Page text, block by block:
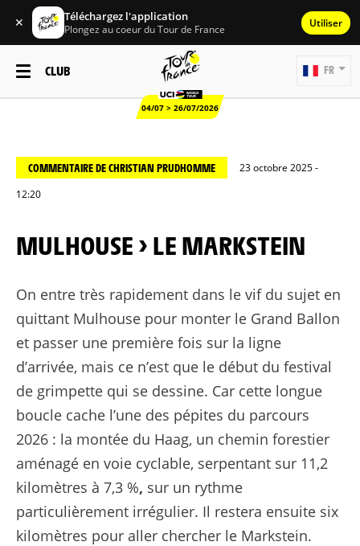
✕ Téléchargez l'application
Plongez au coeur du Tour de France Utiliser
CLUB
04/07 > 26/07/2026
FR
COMMENTAIRE DE CHRISTIAN PRUDHOMME
23 octobre 2025 -
12:20
MULHOUSE > LE MARKSTEIN
On entre très rapidement dans le vif du sujet en
quittant Mulhouse pour monter le Grand Ballon
et passer une première fois sur la ligne
d’arrivée, mais ce n’est que le début du festival
de grimpette qui se dessine. Car cette longue
boucle cache l’une des pépites du parcours
2026 : la montée du Haag, un chemin forestier
aménagé en voie cyclable, serpentant sur 11,2
kilomètres à 7,3 %, sur un rythme
particulièrement irrégulier. Il restera ensuite six
kilomètres pour aller chercher le Markstein.